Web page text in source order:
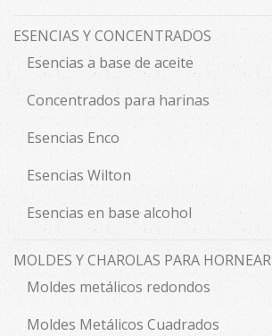
ESENCIAS Y CONCENTRADOS
Esencias a base de aceite
Concentrados para harinas
Esencias Enco
Esencias Wilton
Esencias en base alcohol
MOLDES Y CHAROLAS PARA HORNEAR
Moldes metálicos redondos
Moldes Metálicos Cuadrados